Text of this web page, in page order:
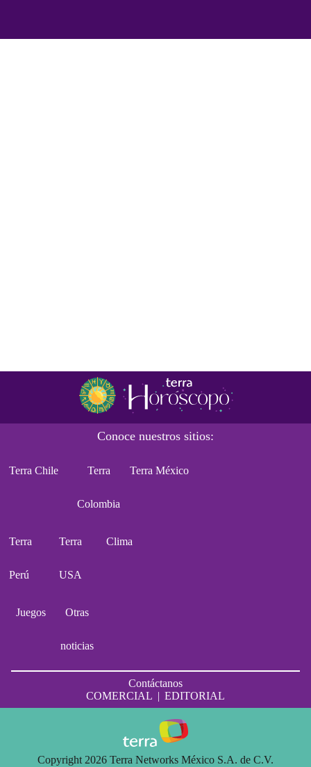
Conoce nuestros sitios:
Terra Chile Terra
Colombia
Terra México
Terra
Perú
Terra
USA
Clima
Juegos Otras
noticias
Contáctanos
COMERCIAL | EDITORIAL
Copyright 2026 Terra Networks México S.A. de C.V.